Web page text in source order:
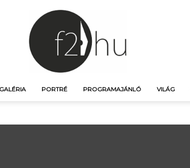
GALÉRIA PORTRÉ PROGRAMAJÁNLÓ VILÁG